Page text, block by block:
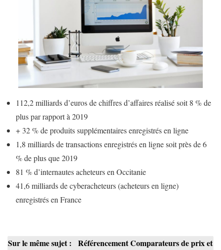
112,2 milliards d’euros de chiffres d’affaires réalisé soit 8 % de
plus par rapport à 2019
+ 32 % de produits supplémentaires enregistrés en ligne
1,8 milliards de transactions enregistrés en ligne soit près de 6
% de plus que 2019
81 % d’internautes acheteurs en Occitanie
41,6 milliards de cyberacheteurs (acheteurs en ligne)
enregistrés en France
Sur le même sujet :
Référencement Comparateurs de prix et